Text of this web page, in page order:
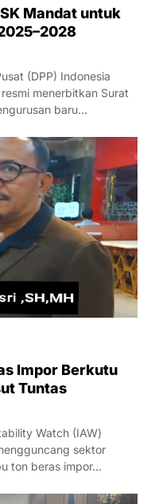
Mandat untuk
(DPP) Indonesia
menerbitkan Surat
baru…
Impor Berkutu
Tuntas
Watch (IAW)
sektor
ton beras impor…